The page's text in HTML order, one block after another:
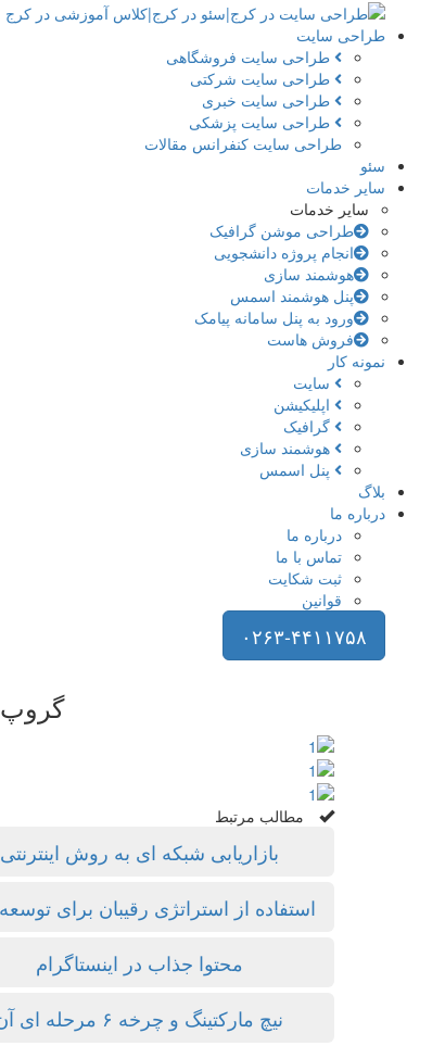
طراحی سایت
طراحی سایت فروشگاهی
طراحی سایت شرکتی
طراحی سایت خبری
طراحی سایت پزشکی
طراحی سایت کنفرانس مقالات
سئو
سایر خدمات
سایر خدمات
طراحی موشن گرافیک
انجام پروژه دانشجویی
هوشمند سازی
پنل هوشمند اسمس
ورود به پنل سامانه پیامک
فروش هاست
نمونه کار
سایت
اپلیکیشن
گرافیک
هوشمند سازی
پنل اسمس
بلاگ
درباره ما
درباره ما
تماس با ما
ثبت شکایت
قوانین
۰۲۶۳-۴۴۱۱۷۵۸
گروپ
مطالب مرتبط
بازاریابی شبکه ای به روش اینترنتی
استفاده از استراتژی رقیبان برای
محتوا جذاب در اینستاگرام
نیچ مارکتینگ و چرخه ۶ مرحله ای آن